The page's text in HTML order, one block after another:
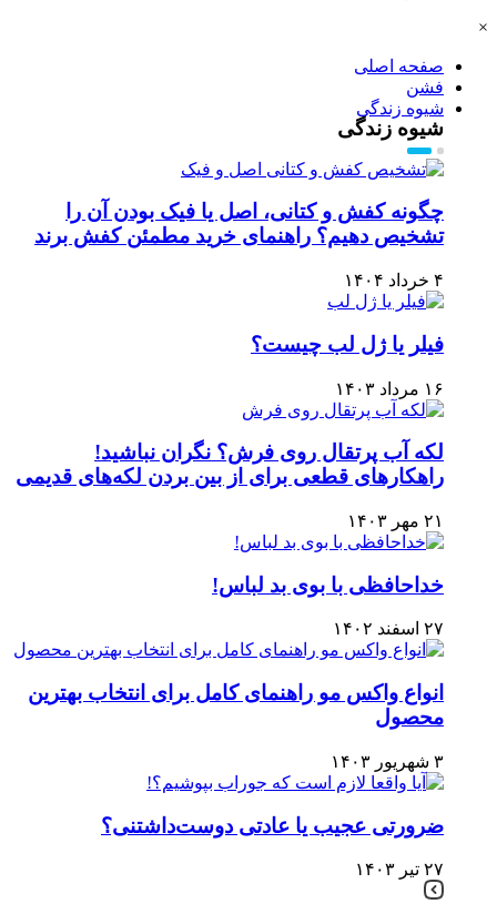
×
صفحه اصلی
فشن
شیوه زندگی
شیوه زندگی
چگونه کفش و کتانی، اصل یا فیک بودن آن را
تشخیص دهیم؟ راهنمای خرید مطمئن کفش برند
۴ خرداد ۱۴۰۴
فیلر یا ژل لب چیست؟
۱۶ مرداد ۱۴۰۳
لکه آب پرتقال روی فرش؟ نگران نباشید!
راهکارهای قطعی برای از بین بردن لکه‌های قدیمی
۲۱ مهر ۱۴۰۳
خداحافظی با بوی بد لباس!
۲۷ اسفند ۱۴۰۲
انواع واکس مو راهنمای کامل برای انتخاب بهترین
محصول
۳ شهریور ۱۴۰۳
ضرورتی عجیب یا عادتی دوست‌داشتنی؟
۲۷ تیر ۱۴۰۳